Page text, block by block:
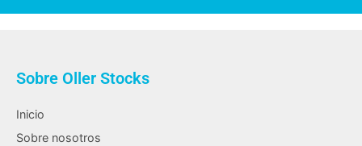
Sobre Oller Stocks
Inicio
Sobre nosotros